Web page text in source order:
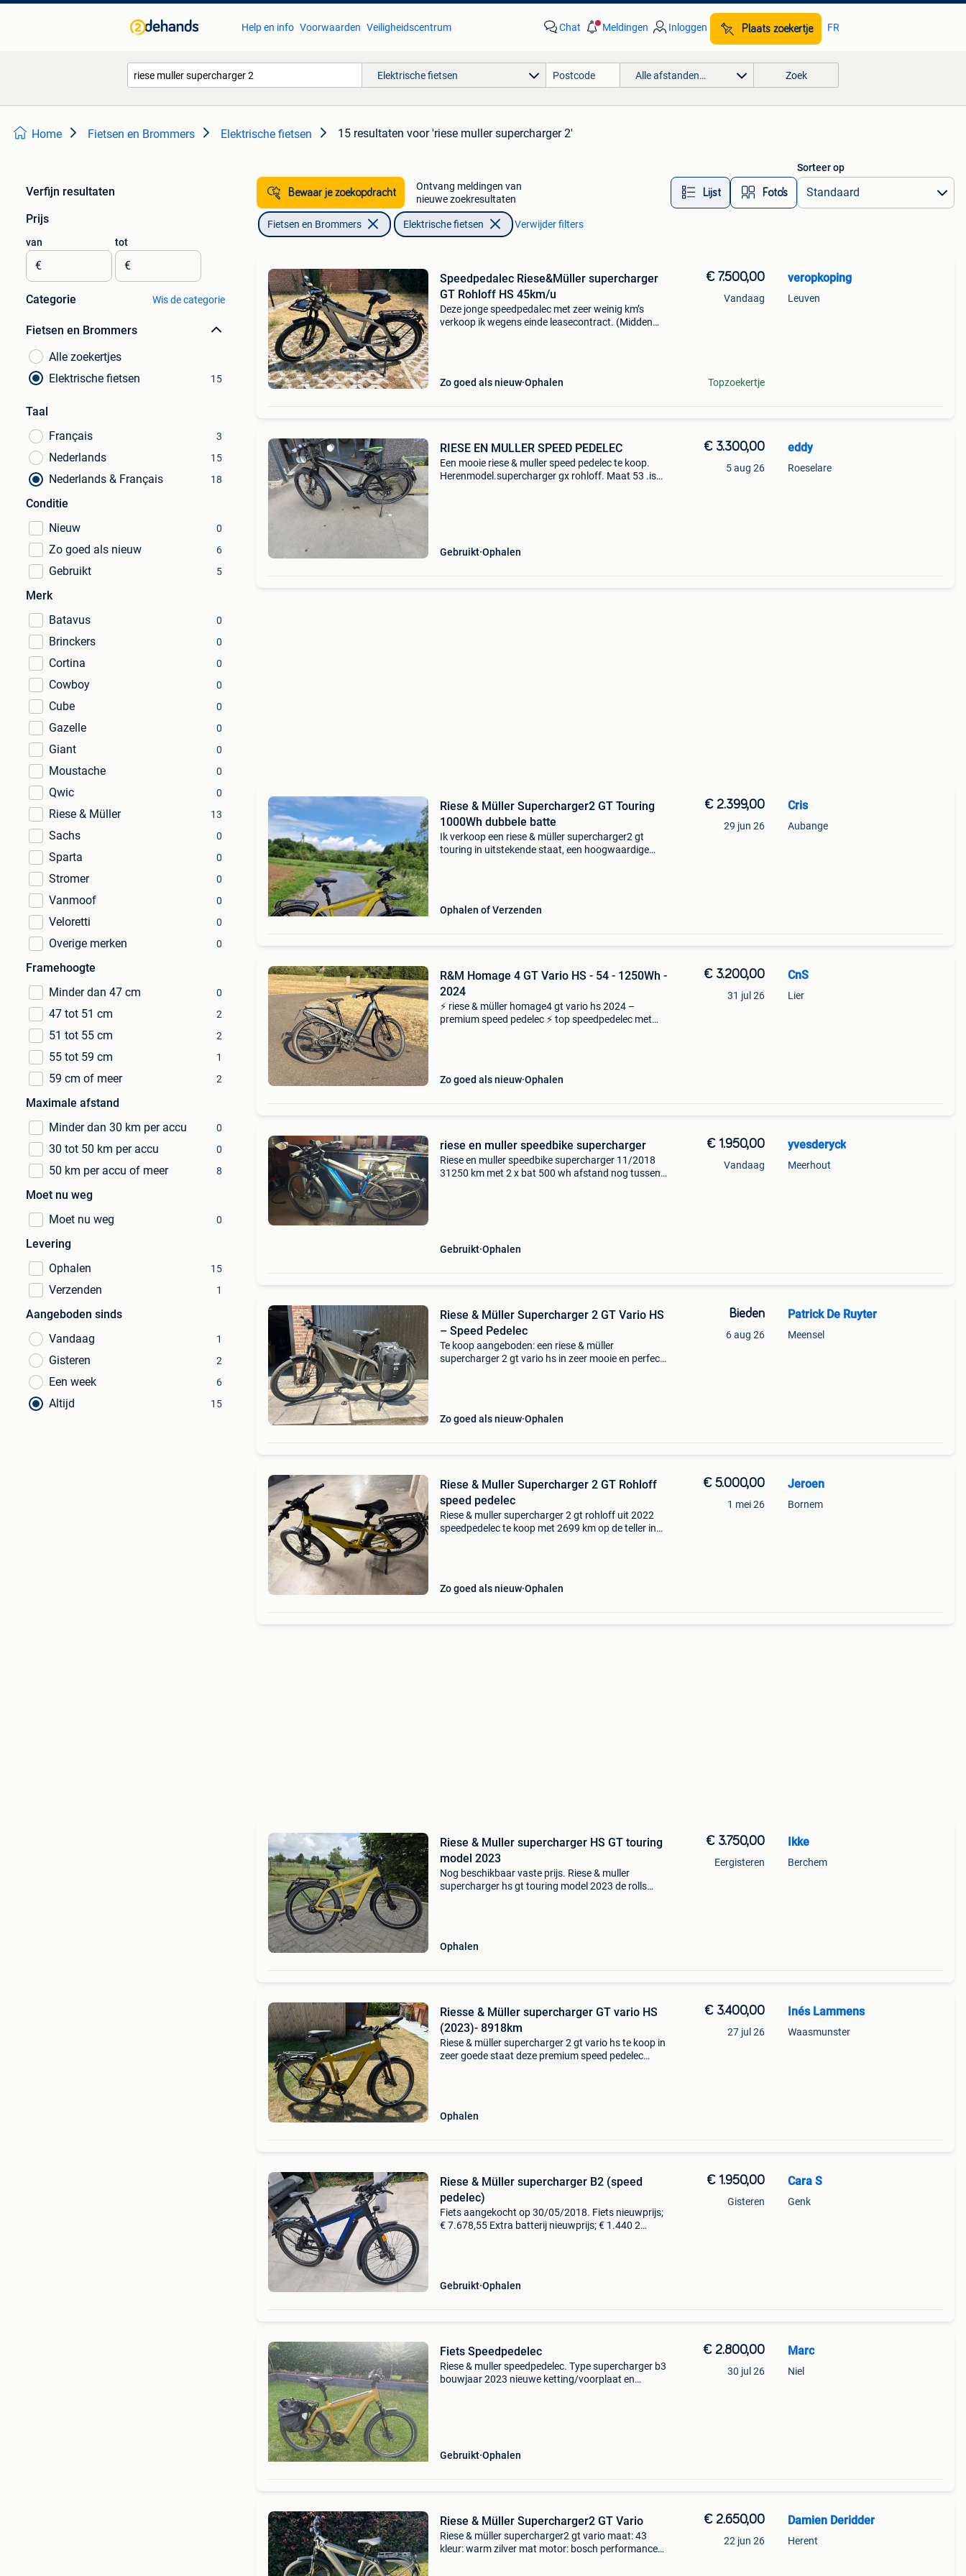
Help en info Voorwaarden Veiligheidscentrum Chat Meldingen Inloggen Plaats zoekertje FR
Elektrische fietsen Alle afstanden… Zoek
Home Fietsen en Brommers Elektrische fietsen 15 resultaten voor 'riese muller supercharger 2'
Verfijn resultaten
Prijs
van
€
tot
€
Categorie Wis de categorie
Fietsen en Brommers
Alle zoekertjes
Elektrische fietsen
15
Taal
Français
3
Nederlands 15
Nederlands & Français 18
Conditie
Nieuw
0
Zo goed als nieuw 6
Gebruikt 5
Merk
Batavus
0
Brinckers 0
Cortina 0
Cowboy 0
Cube 0
Gazelle 0
Giant 0
Moustache 0
Qwic 0
Riese & Müller 13
Sachs 0
Sparta 0
Stromer 0
Vanmoof 0
Veloretti 0
Overige merken 0
Framehoogte
Minder dan 47 cm
0
47 tot 51 cm 2
51 tot 55 cm 2
55 tot 59 cm 1
59 cm of meer 2
Maximale afstand
Minder dan 30 km per accu
0
30 tot 50 km per accu 0
50 km per accu of meer 8
Moet nu weg
Moet nu weg
0
Levering
Ophalen
15
Verzenden 1
Aangeboden sinds
Vandaag
1
Gisteren 2
Een week 6
Altijd 15
Bewaar je zoekopdracht
Ontvang meldingen van
nieuwe zoekresultaten
Lijst Foto’s
Sorteer op
Fietsen en Brommers Elektrische fietsen Verwijder filters
Speedpedalec Riese&Müller supercharger
GT Rohloff HS 45km/u
Deze jonge speedpedalec met zeer weinig km’s
verkoop ik wegens einde leasecontract. (Midden
Zo goed als nieuw Ophalen
€ 7.500,00
Vandaag
Topzoekertje
veropkoping
Leuven
RIESE EN MULLER SPEED PEDELEC
Een mooie riese & muller speed pedelec te koop.
Herenmodel.supercharger gx rohloff. Maat 53 .is
Gebruikt Ophalen
€ 3.300,00
5 aug 26
eddy
Roeselare
Riese & Müller Supercharger2 GT Touring
1000Wh dubbele batte
Ik verkoop een riese & müller supercharger2 gt
touring in uitstekende staat, een hoogwaardige
Ophalen of Verzenden
€ 2.399,00
29 jun 26
Cris
Aubange
R&M Homage 4 GT Vario HS - 54 - 1250Wh -
2024
⚡ riese & müller homage4 gt vario hs 2024 –
premium speed pedelec ⚡ top speedpedelec met
Zo goed als nieuw Ophalen
€ 3.200,00
31 jul 26
CnS
Lier
riese en muller speedbike supercharger
Riese en muller speedbike supercharger 11/2018
31250 km met 2 x bat 500 wh afstand nog tussen
Gebruikt Ophalen
€ 1.950,00
Vandaag
yvesderyck
Meerhout
Riese & Müller Supercharger 2 GT Vario HS
– Speed Pedelec
Te koop aangeboden: een riese & müller
supercharger 2 gt vario hs in zeer mooie en perfect
Zo goed als nieuw Ophalen
Bieden
6 aug 26
Patrick De Ruyter
Meensel
Riese & Muller Supercharger 2 GT Rohloff
speed pedelec
Riese & muller supercharger 2 gt rohloff uit 2022
speedpedelec te koop met 2699 km op de teller in
Zo goed als nieuw Ophalen
€ 5.000,00
1 mei 26
Jeroen
Bornem
Riese & Muller supercharger HS GT touring
model 2023
Nog beschikbaar vaste prijs. Riese & muller
supercharger hs gt touring model 2023 de rolls
Ophalen
€ 3.750,00
Eergisteren
Ikke
Berchem
Riesse & Müller supercharger GT vario HS
(2023)- 8918km
Riese & müller supercharger 2 gt vario hs te koop in
zeer goede staat deze premium speed pedelec
Ophalen
€ 3.400,00
27 jul 26
Inés Lammens
Waasmunster
Riese & Müller supercharger B2 (speed
pedelec)
Fiets aangekocht op 30/05/2018. Fiets nieuwprijs;
€ 7.678,55 Extra batterij nieuwprijs; € 1.440 2
Gebruikt Ophalen
€ 1.950,00
Gisteren
Cara S
Genk
Fiets Speedpedelec
Riese & muller speedpedelec. Type supercharger b3
bouwjaar 2023 nieuwe ketting/voorplaat en
Gebruikt Ophalen
€ 2.800,00
30 jul 26
Marc
Niel
Riese & Müller Supercharger2 GT Vario
Riese & müller supercharger2 gt vario maat: 43
kleur: warm zilver mat motor: bosch performance
€ 2.650,00
22 jun 26
Damien Deridder
Herent